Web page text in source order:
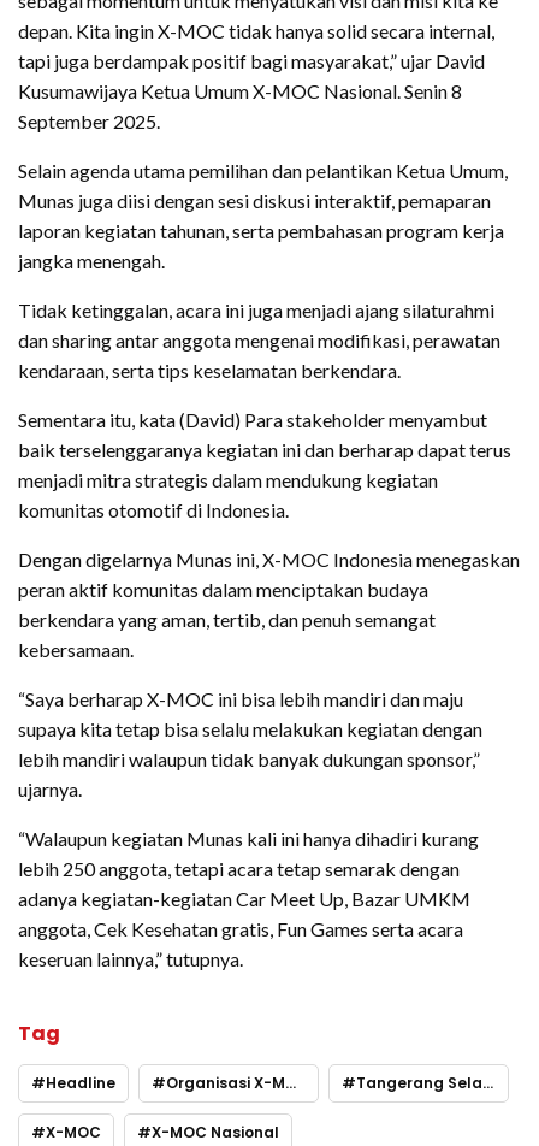
depan. Kita ingin X-MOC tidak hanya solid secara internal,
tapi juga berdampak positif bagi masyarakat,” ujar David
Kusumawijaya Ketua Umum X-MOC Nasional. Senin 8
September 2025.
Selain agenda utama pemilihan dan pelantikan Ketua Umum,
Munas juga diisi dengan sesi diskusi interaktif, pemaparan
laporan kegiatan tahunan, serta pembahasan program kerja
jangka menengah.
Tidak ketinggalan, acara ini juga menjadi ajang silaturahmi
dan sharing antar anggota mengenai modifikasi, perawatan
kendaraan, serta tips keselamatan berkendara.
Sementara itu, kata (David) Para stakeholder menyambut
baik terselenggaranya kegiatan ini dan berharap dapat terus
menjadi mitra strategis dalam mendukung kegiatan
komunitas otomotif di Indonesia.
Dengan digelarnya Munas ini, X-MOC Indonesia menegaskan
peran aktif komunitas dalam menciptakan budaya
berkendara yang aman, tertib, dan penuh semangat
kebersamaan.
“Saya berharap X-MOC ini bisa lebih mandiri dan maju
supaya kita tetap bisa selalu melakukan kegiatan dengan
lebih mandiri walaupun tidak banyak dukungan sponsor,”
ujarnya.
“Walaupun kegiatan Munas kali ini hanya dihadiri kurang
lebih 250 anggota, tetapi acara tetap semarak dengan
adanya kegiatan-kegiatan Car Meet Up, Bazar UMKM
anggota, Cek Kesehatan gratis, Fun Games serta acara
keseruan lainnya,” tutupnya.
Tag
Headline Organisasi X-MOC Tangerang Selatan
X-MOC X-MOC Nasional